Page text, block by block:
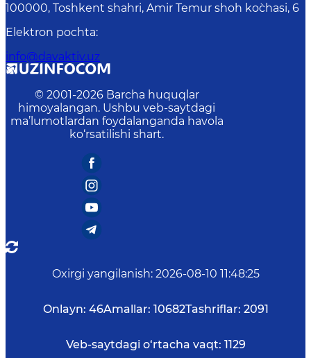
100000, Toshkent shahri, Amir Temur shoh ko`chasi, 6
Elektron pochta:
info@davaktiv.uz
© 2001-2026 Barcha huquqlar
himoyalangan. Ushbu veb-saytdagi
ma’lumotlardan foydalanganda havola
ko‘rsatilishi shart.
Oxirgi yangilanish: 2026-08-10 11:48:25
Onlayn: 46Amallar: 10682Tashriflar: 2091
Veb-saytdagi o‘rtacha vaqt: 1129